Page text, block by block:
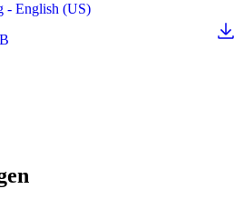
- English (US)